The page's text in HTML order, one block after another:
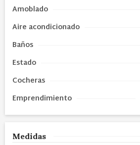
Amoblado
Aire acondicionado
Baños
Estado
Cocheras
Emprendimiento
Medidas